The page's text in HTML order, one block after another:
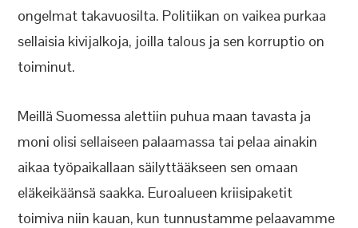
ongelmat takavuosilta. Politiikan on vaikea purkaa
sellaisia kivijalkoja, joilla talous ja sen korruptio on
toiminut.
Meillä Suomessa alettiin puhua maan tavasta ja
moni olisi sellaiseen palaamassa tai pelaa ainakin
aikaa työpaikallaan säilyttääkseen sen omaan
eläkeikäänsä saakka. Euroalueen kriisipaketit
toimiva niin kauan, kun tunnustamme pelaavamme